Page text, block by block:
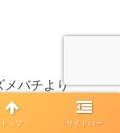
メバチより
トップ サイドバー